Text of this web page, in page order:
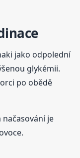
jako odpolední
glykémii.
po obědě
je